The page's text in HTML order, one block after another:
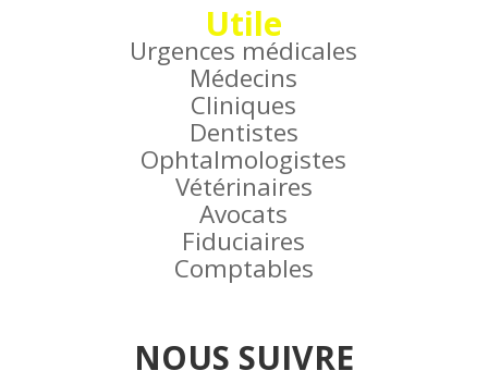
Utile
Urgences médicales
Médecins
Cliniques
Dentistes
Ophtalmologistes
Vétérinaires
Avocats
Fiduciaires
Comptables
NOUS SUIVRE